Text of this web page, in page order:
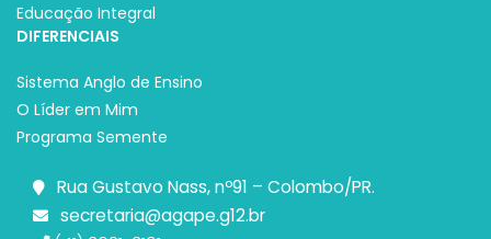
Educação Integral
DIFERENCIAIS
Sistema Anglo de Ensino
O Líder em Mim
Programa Semente
Rua Gustavo Nass, nº91 – Colombo/PR.
secretaria@agape.g12.br